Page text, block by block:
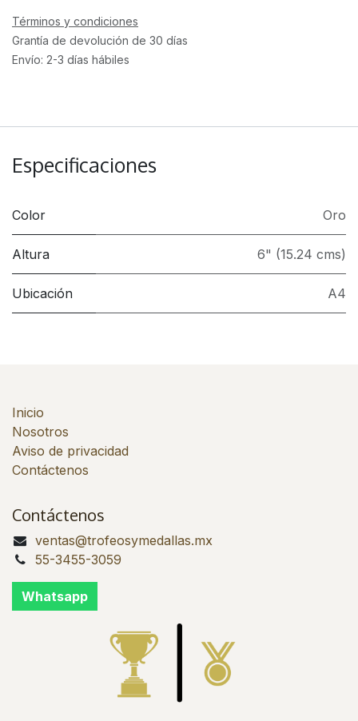
Términos y condiciones
Grantía de devolución de 30 días
Envío: 2-3 días hábiles
Especificaciones
Color Oro
Altura 6" (15.24 cms)
Ubicación A4
Inicio
Nosotros
Aviso de privacidad
Contáctenos
Contáctenos
ventas@trofeosymedallas.mx
55-3455-3059
Whatsapp